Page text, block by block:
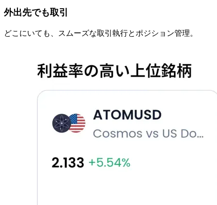
外出先でも取引
どこにいても、 スムーズな取引執行とポジション管理。